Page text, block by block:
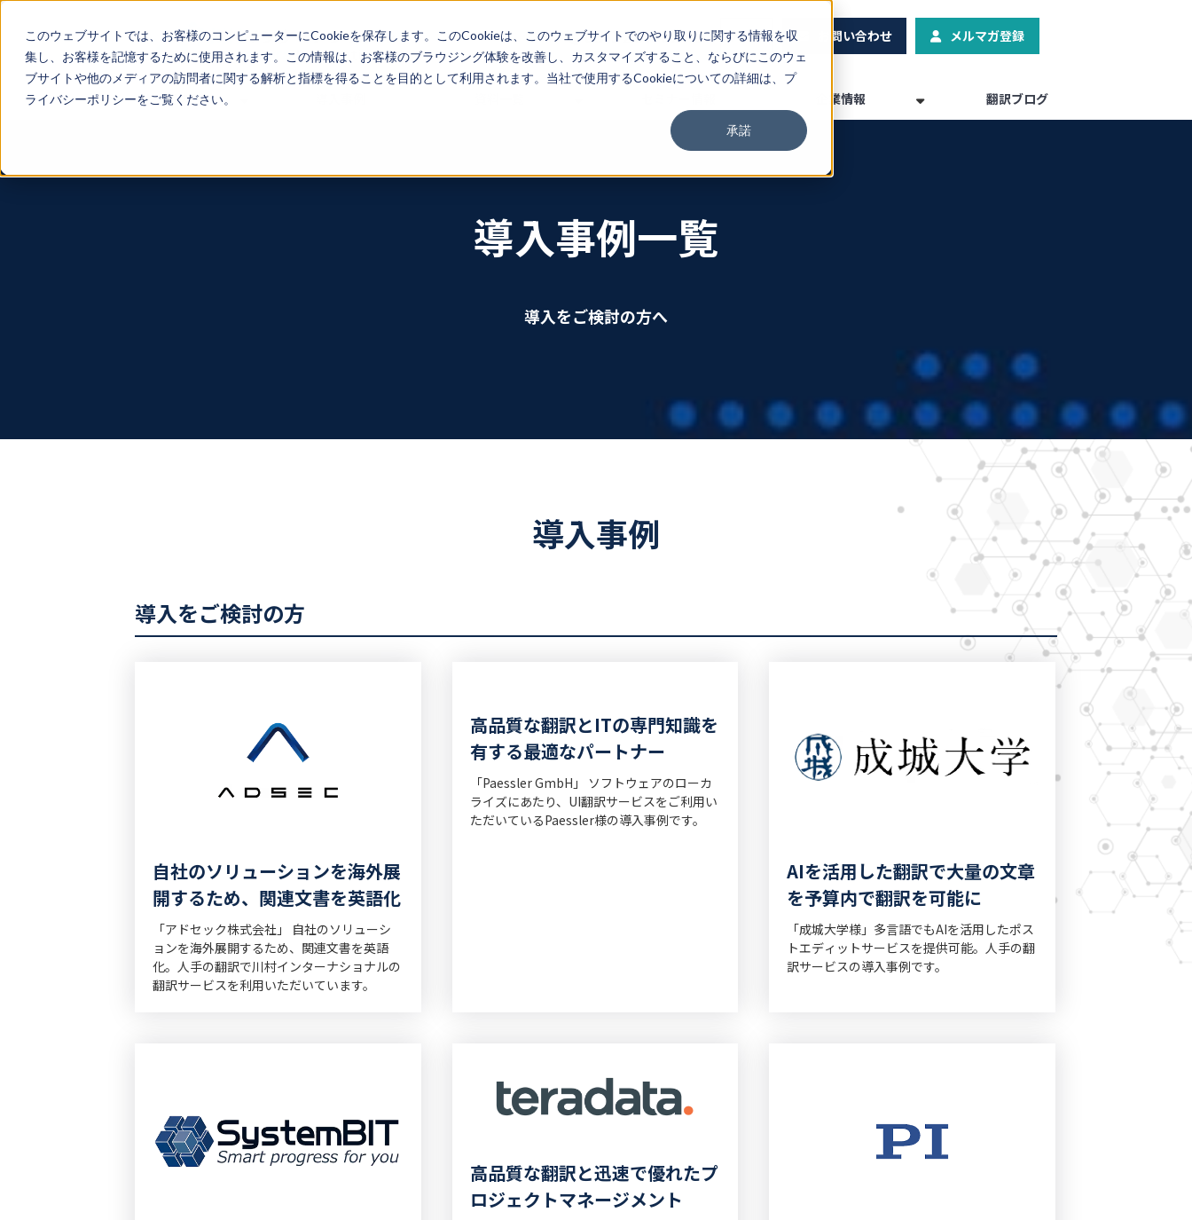
このウェブサイトでは、お客様のコンピューターにCookieを保存します。このCookieは、このウェブサイトでのやり取りに関する情報を収
集し、お客様を記憶するために使用されます。この情報は、お客様のブラウジング体験を改善し、カスタマイズすること、ならびにこのウェ
ブサイトや他のメディアの訪問者に関する解析と指標を得ることを目的として利用されます。当社で使用するCookieについての詳細は、プ
ライバシーポリシーをご覧ください。
承諾
03-3267-0270 EN お問い合わせ メルマガ登録
サービス 企業情報 翻訳ブログ
導入事例一覧
導入をご検討の方へ
導入事例
導入をご検討の方
自社のソリューションを海外展
開するため、関連文書を英語化
「アドセック株式会社」 自社のソリューシ
ョンを海外展開するため、関連文書を英語
化。人手の翻訳で川村インターナショナルの
翻訳サービスを利用いただいています。
高品質な翻訳とITの専門知識を
有する最適なパートナー
「Paessler GmbH」 ソフトウェアのローカ
ライズにあたり、UI翻訳サービスをご利用い
ただいているPaessler様の導入事例です。
AIを活用した翻訳で大量の文章
を予算内で翻訳を可能に
「成城大学様」多言語でもAIを活用したポス
トエディットサービスを提供可能。人手の翻
訳サービスの導入事例です。
高品質な翻訳と迅速で優れたプ
ロジェクトマネージメント